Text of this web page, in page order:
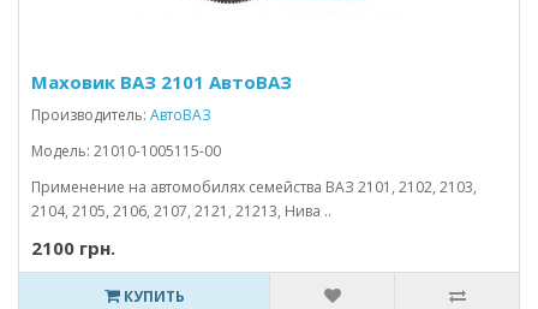
Маховик ВАЗ 2101 АвтоВАЗ
Производитель: АвтоВАЗ
Модель: 21010-1005115-00
Применение на автомобилях семейства ВАЗ 2101, 2102, 2103,
2104, 2105, 2106, 2107, 2121, 21213, Нива ..
2100 грн.
КУПИТЬ